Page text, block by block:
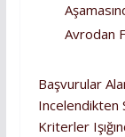
Avrodan
Başvurular
Incelendikten
Kriterler